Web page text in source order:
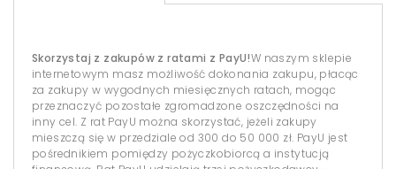
Skorzystaj z zakupów z ratami z PayU!W naszym sklepie
internetowym masz możliwość dokonania zakupu, płacąc
za zakupy w wygodnych miesięcznych ratach, mogąc
przeznaczyć pozostałe zgromadzone oszczędności na
inny cel. Z rat PayU można skorzystać, jeżeli zakupy
mieszczą się w przedziale od 300 do 50 000 zł. PayU jest
pośrednikiem pomiędzy pożyczkobiorcą a instytucją